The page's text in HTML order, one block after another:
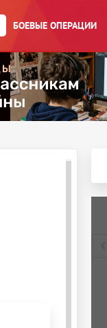
БОЕВЫЕ ОПЕРАЦИИ